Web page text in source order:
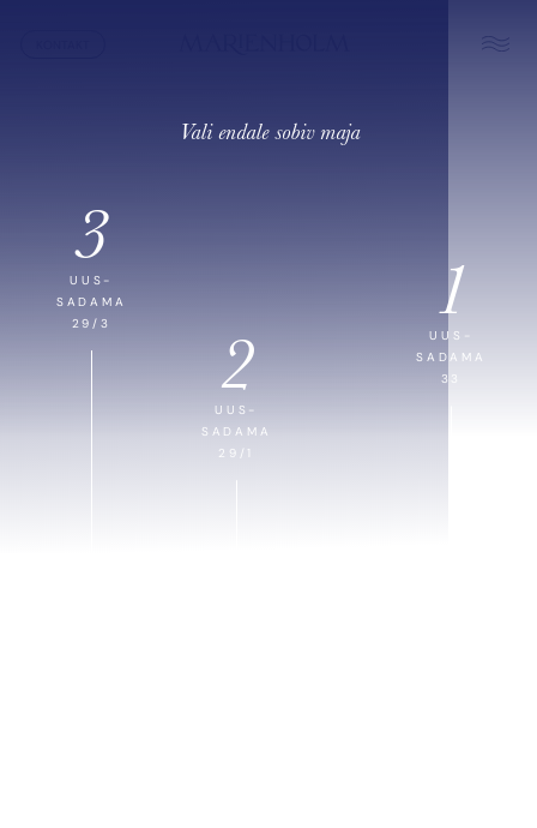
Vali endale sobiv maja
3
UUS-
SADAMA
29/3
2
UUS-
SADAMA
29/1
1
UUS-
SADAMA
33